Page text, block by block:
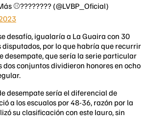
⚾️???????? (@LVBP_Oficial)
desafío, igualaría a La Guaira con 30
disputados, por lo que habría que recurrir
desempate, que sería la serie particular
dos conjuntos dividieron honores en ocho
desempate sería el diferencial de
a los escualos por 48-36, razón por la
su clasificación con este lauro, sin